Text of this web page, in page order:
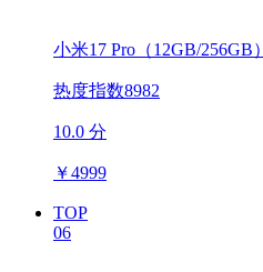
小米17 Pro（12GB/256GB）
热度指数8982
10.0 分
￥4999
TOP
06